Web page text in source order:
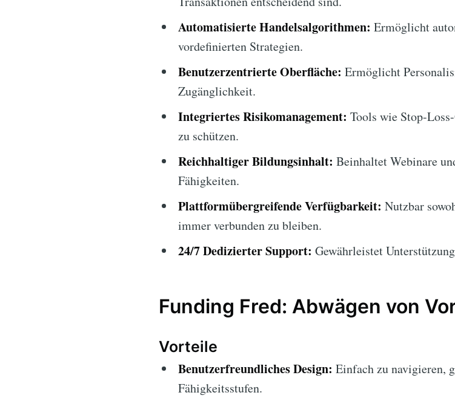
Automatisierte Handelsalgorithmen: Ermöglicht
vordefinierten Strategien.
Benutzerzentrierte Oberfläche: Ermöglicht
Zugänglichkeit.
Integriertes Risikomanagement: Tools wie Stop-
zu schützen.
Reichhaltiger Bildungsinhalt: Beinhaltet Webinare
Fähigkeiten.
Plattformübergreifende Verfügbarkeit: Nutzbar
immer verbunden zu bleiben.
24/7 Dedizierter Support: Gewährleistet
Funding Fred: Abwägen von
Vorteile
Benutzerfreundliches Design: Einfach zu navigieren,
Fähigkeitsstufen.